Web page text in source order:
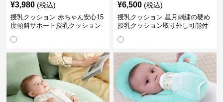
¥3,980 (税込)
授乳クッション 赤ちゃん安心15
度傾斜サポート授乳クッション
¥6,500 (税込)
授乳クッション 星月刺繍の硬め
授乳クッション取り外し可能付